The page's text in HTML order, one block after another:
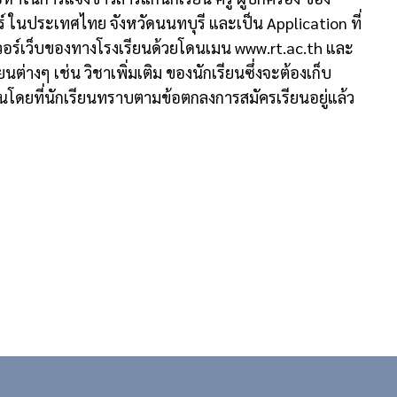
ในประเทศไทย จังหวัดนนทบุรี และเป็น Application ที่
ร์เว็บของทางโรงเรียนด้วยโดนเมน www.rt.ac.th และ
ต่างๆ เช่น วิชาเพิ่มเติม ของนักเรียนซึ่งจะต้องเก็บ
โดยที่นักเรียนทราบตามข้อตกลงการสมัครเรียนอยู่แล้ว